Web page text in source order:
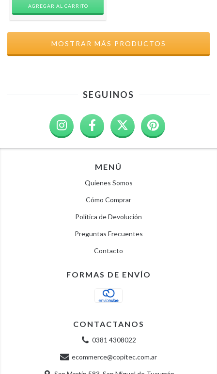
MOSTRAR MÁS PRODUCTOS
SEGUINOS
MENÚ
Quienes Somos
Cómo Comprar
Política de Devolución
Preguntas Frecuentes
Contacto
FORMAS DE ENVÍO
CONTACTANOS
0381 4308022
ecommerce@copitec.com.ar